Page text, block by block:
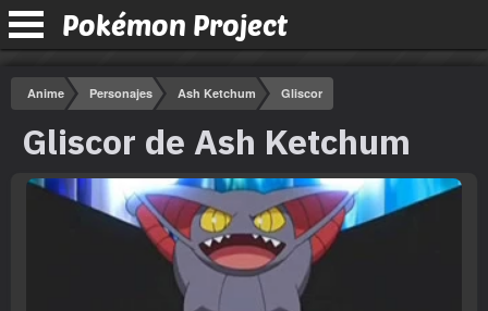
Pokémon Project
Anime Personajes Ash Ketchum Gliscor
Gliscor de Ash Ketchum